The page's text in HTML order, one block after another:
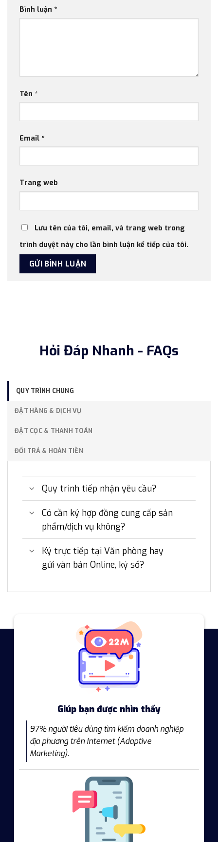
Bình luận *
Tên *
Email *
Trang web
Lưu tên của tôi, email, và trang web trong
trình duyệt này cho lần bình luận kế tiếp của tôi.
Hỏi Đáp Nhanh - FAQs
QUY TRÌNH CHUNG
ĐẶT HÀNG & DỊCH VỤ
ĐẶT CỌC & THANH TOÁN
ĐỔI TRẢ & HOÀN TIỀN
Quy trình tiếp nhận yêu cầu?
Có cần ký hợp đồng cung cấp sản
phẩm/dịch vụ không?
Ký trực tiếp tại Văn phòng hay
gửi văn bản Online, ký số?
Giúp bạn được nhìn thấy
97% người tiêu dùng tìm kiếm doanh nghiệp
địa phương trên Internet (Adaptive
Marketing).